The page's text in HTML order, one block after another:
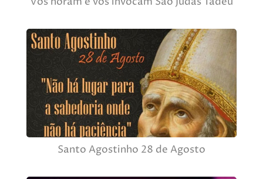
Santo Agostinho 28 de Agosto